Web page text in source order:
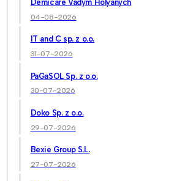
Demicare Vadym Holyanych
04-08-2026
IT and C sp. z o.o.
31-07-2026
PaGaSOL Sp. z o.o.
30-07-2026
Doko Sp. z o.o.
29-07-2026
Bexie Group S.L.
27-07-2026